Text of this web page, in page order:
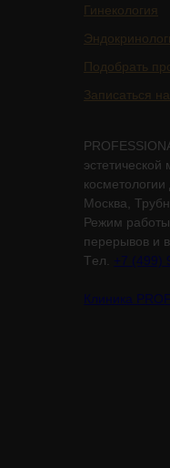
Гинекология
Подобрать
Записаться
Москва,
Режим
перерывов и
Tел. +7 (499)
Клиника